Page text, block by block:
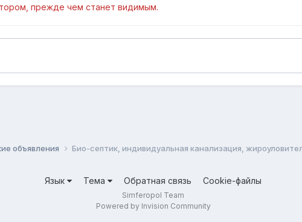
прежде чем станет видимым.
объявления Био-септик, индивидуальная канализация,
Язык Тема Обратная связь Cookie-файлы
Simferopol Team
Powered by Invision Community